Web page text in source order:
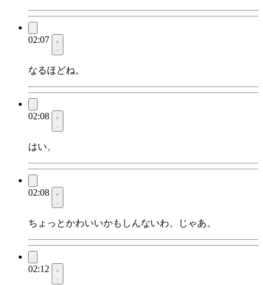
02:07
なるほどね。
02:08
はい。
02:08
ちょっとかわいいかもしんないわ、じゃあ。
02:12